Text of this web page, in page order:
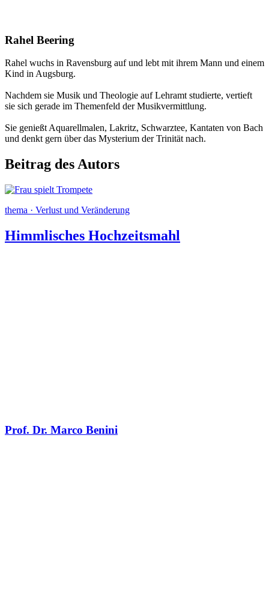
Rahel Beering
Rahel wuchs in Ravensburg auf und lebt mit ihrem Mann und einem
Kind in Augsburg.
Nachdem sie Musik und Theologie auf Lehramt studierte, vertieft
sie sich gerade im Themenfeld der Musikvermittlung.
Sie genießt Aquarellmalen, Lakritz, Schwarztee, Kantaten von Bach
und denkt gern über das Mysterium der Trinität nach.
Beitrag des Autors
thema · Verlust und Veränderung
Himmlisches Hochzeitsmahl
Prof. Dr. Marco Benini